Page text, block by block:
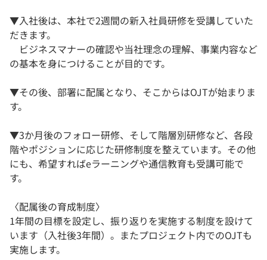
▼入社後は、本社で2週間の新入社員研修を受講していた
だきます。
ビジネスマナーの確認や当社理念の理解、事業内容など
の基本を身につけることが目的です。
▼その後、部署に配属となり、そこからはOJTが始まりま
す。
▼3か月後のフォロー研修、そして階層別研修など、各段
階やポジションに応じた研修制度を整えています。その他
にも、希望すればeラーニングや通信教育も受講可能で
す。
〈配属後の育成制度〉
1年間の目標を設定し、振り返りを実施する制度を設けて
います（入社後3年間）。またプロジェクト内でのOJTも
実施します。